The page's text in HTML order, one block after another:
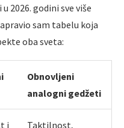
2026. godini sve više
sam tabelu koja
oba sveta:
Obnovljeni
analogni gedžeti
i
Taktilnost,